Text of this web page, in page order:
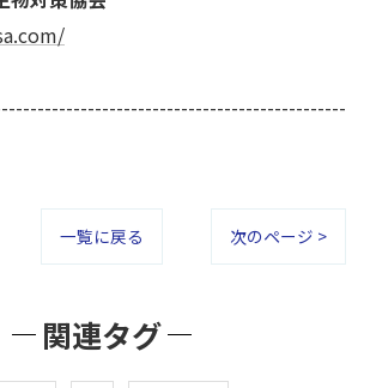
一覧に戻る 次のページ >
関連タグ